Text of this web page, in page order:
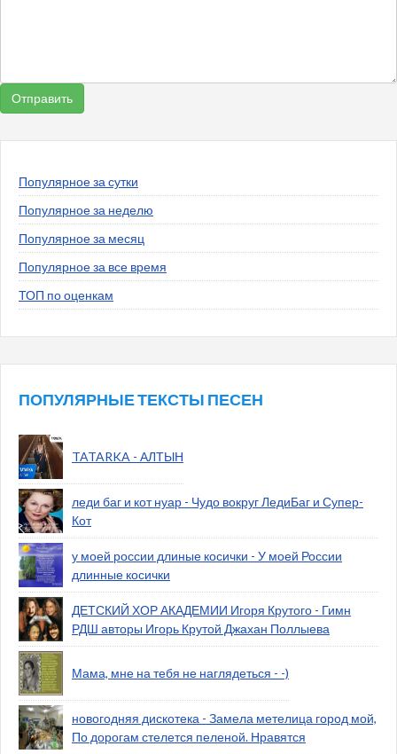
Популярное за сутки
Популярное за неделю
Популярное за месяц
Популярное за все время
ТОП по оценкам
ПОПУЛЯРНЫЕ ТЕКСТЫ ПЕСЕН
TATARKA - АЛТЫН
леди баг и кот нуар - Чудо вокруг ЛедиБаг и Супер-
Кот
у моей россии длиные косички - У моей России
длинные косички
ДЕТСКИЙ ХОР АКАДЕМИИ Игоря Крутого - Гимн
РДШ авторы Игорь Крутой Джахан Поллыева
Мама, мне на тебя не наглядеться - -)
новогодняя дискотека - Замела метелица город мой,
По дорогам стелется пеленой. Нравятся